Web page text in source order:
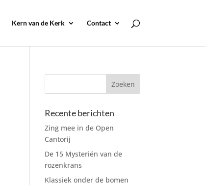
Kern van de Kerk Contact
Recente berichten
Zing mee in de Open
Cantorij
De 15 Mysteriën van de
rozenkrans
Klassiek onder de bomen